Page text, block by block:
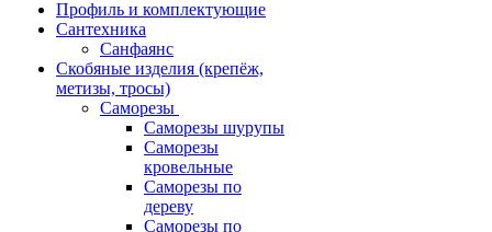
Профиль и комплектующие
Сантехника
Санфаянс
Скобяные изделия (крепёж,
метизы, тросы)
Саморезы
Саморезы шурупы
Саморезы
кровельные
Саморезы по
дереву
Саморезы по